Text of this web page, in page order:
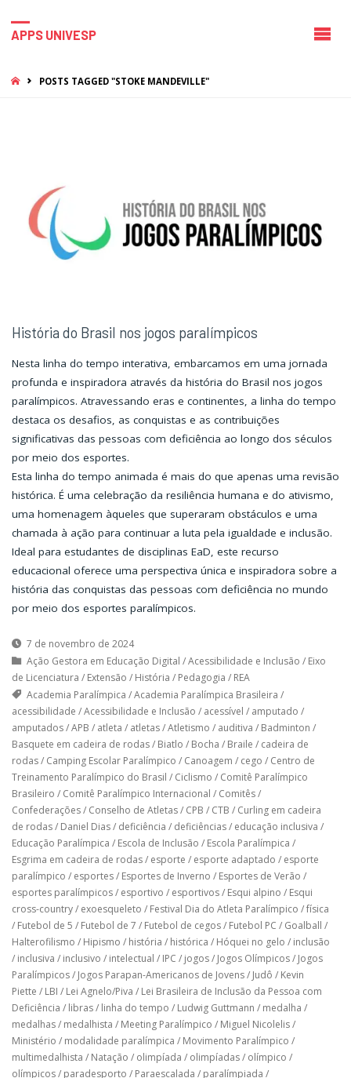
APPS UNIVESP
HOMEPOSTS TAGGED "STOKE MANDEVILLE"
História do Brasil nos jogos paralímpicos
Nesta linha do tempo interativa, embarcamos em uma jornada
profunda e inspiradora através da história do Brasil nos jogos
paralímpicos. Atravessando eras e continentes, a linha do tempo
destaca os desafios, as conquistas e as contribuições
significativas das pessoas com deficiência ao longo dos séculos
por meio dos esportes.
Esta linha do tempo animada é mais do que apenas uma revisão
histórica. É uma celebração da resiliência humana e do ativismo,
uma homenagem àqueles que superaram obstáculos e uma
chamada à ação para continuar a luta pela igualdade e inclusão.
Ideal para estudantes de disciplinas EaD, este recurso
educacional oferece uma perspectiva única e inspiradora sobre a
história das conquistas das pessoas com deficiência no mundo
por meio dos esportes paralímpicos.
7 de novembro de 2024
Ação Gestora em Educação Digital /Acessibilidade e Inclusão / Eixo
de Licenciatura / Extensão / História / Pedagogia / REA
Academia Paralímpica /Academia Paralímpica Brasileira /
acessibilidade /Acessibilidade e Inclusão / acessível / amputado /
amputados/APB / atleta / atletas/Atletismo / auditiva / Badminton /
Basquete em cadeira de rodas/ Biatlo / Bocha / Braile / cadeira de
rodas/ Camping Escolar Paralímpico / Canoagem / cego / Centro de
Treinamento Paralímpico do Brasil / Ciclismo / Comitê Paralímpico
Brasileiro / Comitê Paralímpico Internacional / Comitês/
Confederações/ Conselho de Atletas/ CPB / CTB / Curling em cadeira
de rodas/ Daniel Dias/ deficiência / deficiências/ educação inclusiva /
Educação Paralímpica / Escola de Inclusão / Escola Paralímpica /
Esgrima em cadeira de rodas/ esporte / esporte adaptado / esporte
paralímpico / esportes/ Esportes de Inverno / Esportes de Verão /
esportes paralímpicos/ esportivo / esportivos/ Esqui alpino / Esqui
cross-country/ exoesqueleto / Festival Dia do Atleta Paralímpico /física
/ Futebol de 5 / Futebol de 7 / Futebol de cegos/ Futebol PC / Goalball /
Halterofilismo / Hipismo / história / histórica / Hóquei no gelo / inclusão
/ inclusiva / inclusivo / intelectual / IPC / jogos/ Jogos Olímpicos/ Jogos
Paralímpicos/ Jogos Parapan-Americanos de Jovens/ Judô / Kevin
Piette / LBI / Lei Agnelo/Piva / Lei Brasileira de Inclusão da Pessoa com
Deficiência / libras/ linha do tempo / Ludwig Guttmann / medalha /
medalhas/ medalhista / Meeting Paralímpico / Miguel Nicolelis/
Ministério / modalidade paralímpica / Movimento Paralímpico /
multimedalhista / Natação / olimpíada / olimpíadas/ olímpico /
olímpicos/ paradesporto / Paraescalada / paralímpiada /